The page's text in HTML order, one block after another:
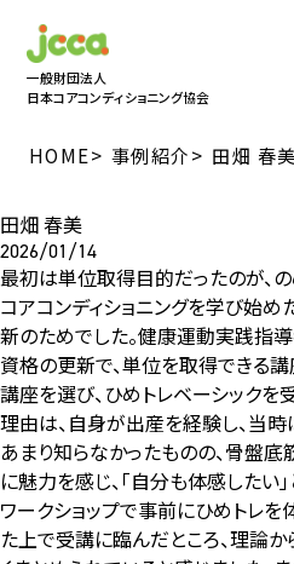
一般財団法人
日本コアコンディショニング協会
HOME> 事例紹介> 田畑 春美
田畑 春美
2026/01/14
最初は単位取得目的だったのが、
コアコンディショニングを学び始め
新のためでした。健康運動実践指
資格の更新で、単位を取得できる
講座を選び、ひめトレベーシックを
理由は、自身が出産を経験し、当
あまり知らなかったものの、骨盤
に魅力を感じ、「自分も体感したい
ワークショップで事前にひめトレを
た上で受講に臨んだところ、理論